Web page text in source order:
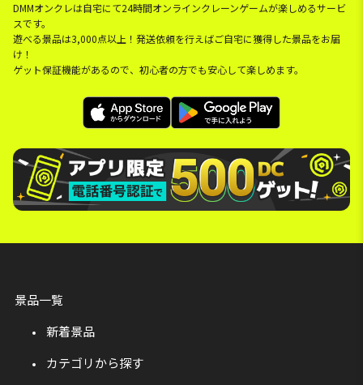
DMMオンクレは自宅にて24時間オンラインクレーンゲームが楽しめるサービ
スです。
遊べる景品は3,000点以上！発送依頼を行えばご自宅に獲得した景品をお届
け！
ゲット保証機能があるので、初心者の方でも安心して楽しめます。
景品一覧
新着景品
カテゴリから探す